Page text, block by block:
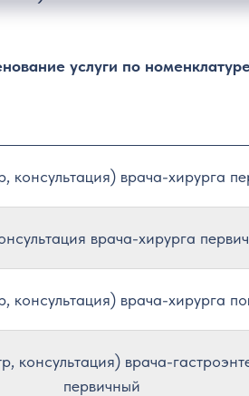
услуги по
консультация) врача-хирурга
врача-хирурга
консультация) врача-хирурга
консультация) врача-
первичный